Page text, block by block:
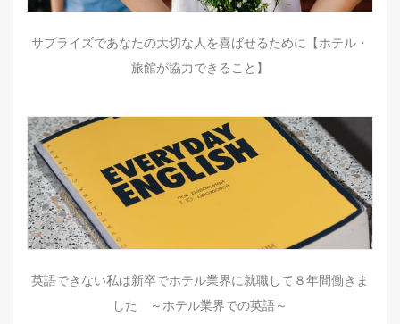
サプライズであなたの大切な人を喜ばせるために【ホテル・
旅館が協力できること】
英語できない私は新卒でホテル業界に就職して８年間働きま
した ～ホテル業界での英語～